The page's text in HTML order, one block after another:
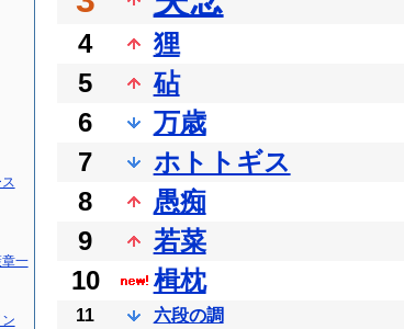
4
狸
5
砧
6
万歳
7
ホトトギス
8
愚痴
9
若菜
10
楫枕
11
六段の調
一